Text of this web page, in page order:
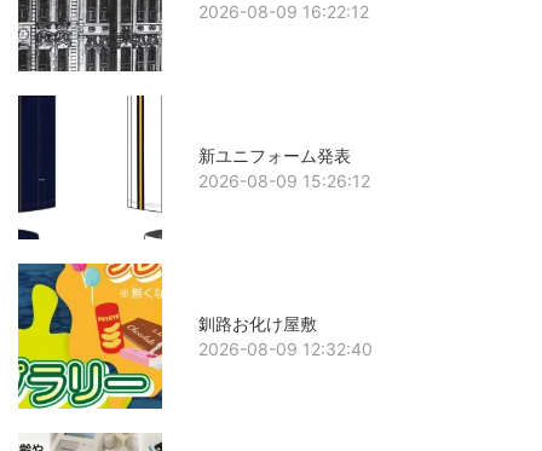
2026-08-09 16:22:12
新ユニフォーム発表
2026-08-09 15:26:12
釧路お化け屋敷
2026-08-09 12:32:40